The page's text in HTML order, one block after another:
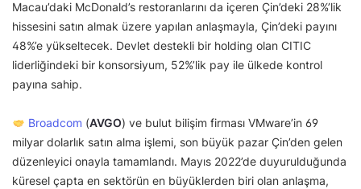
Macau’daki McDonald’s restoranlarını da içeren Çin’deki 28%’lik
hissesini satın almak üzere yapılan anlaşmayla, Çin’deki payını
48%’e yükseltecek. Devlet destekli bir holding olan CITIC
liderliğindeki bir konsorsiyum, 52%’lik pay ile ülkede kontrol
payına sahip.
Broadcom (AVGO) ve bulut bilişim firması VMware’in 69
milyar dolarlık satın alma işlemi, son büyük pazar Çin’den gelen
düzenleyici onayla tamamlandı. Mayıs 2022’de duyurulduğunda
küresel çapta en sektörün en büyüklerden biri olan anlaşma,